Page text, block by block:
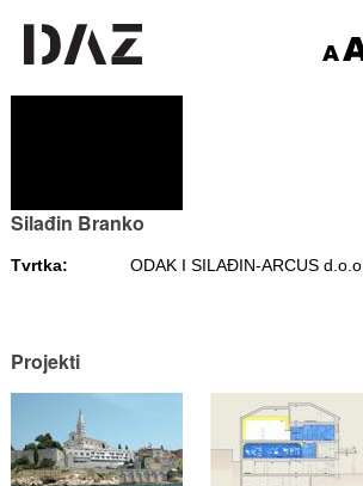
Silađin Branko
Tvrtka: ODAK I SILAĐIN-ARCUS d.o.o.
Projekti